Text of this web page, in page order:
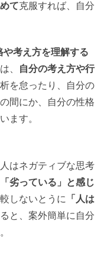
て克服すれば、自分
考え方を理解する
、 自分の考え方や行
を怠ったり、自分の
間にか、自分の性格
ます。
はネガティブな思考
「劣っている」と感じ
しないとうに 「人は
と、案外簡単に自分